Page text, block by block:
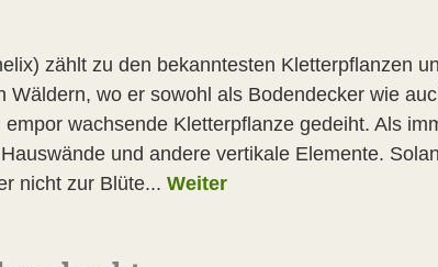
zählt zu den bekanntesten Kletterpflanzen
wo er sowohl als Bodendecker wie
wachsende Kletterpflanze gedeiht. Als
und andere vertikale Elemente.
nicht zur Blüte... Weiter